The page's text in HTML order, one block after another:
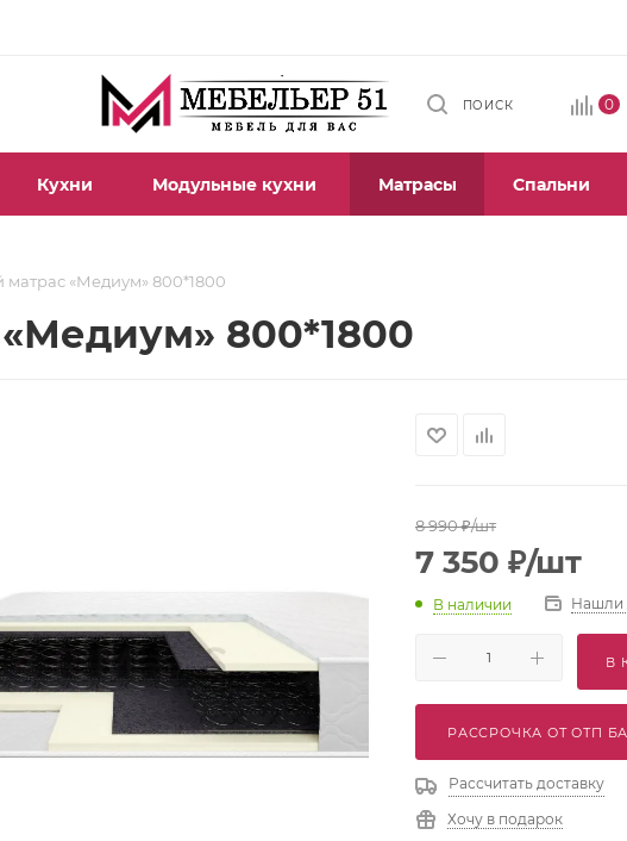
ПОИСК 0
Кухни Модульные кухни Матрасы Спальни
матрас «Медиум» 800*1800
800*1800
8 990₽/шт
7 350 ₽/шт
В наличии Нашли
В
РАССРОЧКА ОТ ОТП
Рассчитать доставку
Хочу в подарок